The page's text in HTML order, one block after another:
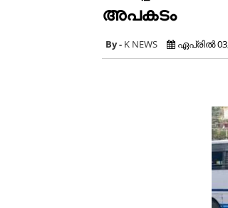
അപകടം
K NEWS ഏപ്രിൽ 03,